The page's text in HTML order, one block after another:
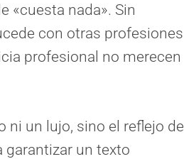
«cuesta nada». Sin
con otras profesiones
profesional no merecen
ni un lujo, sino el reflejo de
garantizar un texto